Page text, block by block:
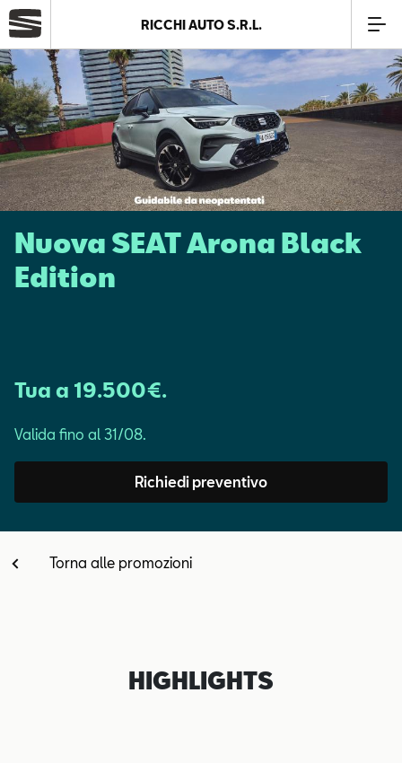
Azienda
Modelli
Offerte
Service
Configuratore
RICCHI AUTO S.R.L.
Nuova SEAT Arona Black
Edition
Tua a 19.500€.
Valida fino al 31/08.
Richiedi preventivo
Torna alle promozioni
HIGHLIGHTS